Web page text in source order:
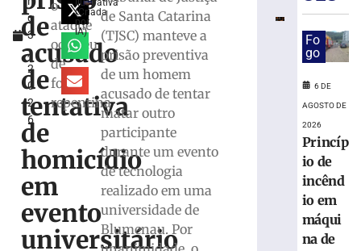
o
3
,
2
0
2
6
de
acusado
de
tentativa
de
homicídio
em
evento
universitário
o
ataque
ocorreu
de
forma
repentina
Ilustrativa
(Criada
por
IA)
de Santa Catarina
(TJSC) manteve a
prisão preventiva
de um homem
acusado de tentar
matar outro
participante
durante um evento
de tecnologia
realizado em uma
universidade de
Blumenau. Por
máquina
lavar
Bombeiros,
Brusque
agosto
mais
Fo
go
6 DE
AGOSTO DE
2026
Princíp
io de
incênd
io em
máqui
na de